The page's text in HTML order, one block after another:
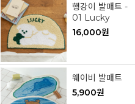
행강이 발매트 -
01 Lucky
16,000원
웨이비 발매트
5,900원